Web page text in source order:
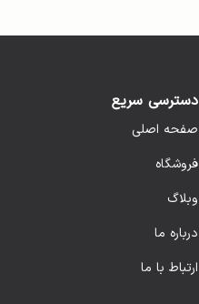
دسترسی سریع
صفحه اصلی
فروشگاه
وبلاگ
درباره ما
ارتباط با ما